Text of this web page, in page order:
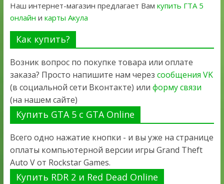
Наш интернет-магазин предлагает Вам купить ГТА 5
онлайн и карты Акула
Как купить?
Возник вопрос по покупке товара или оплате
заказа? Просто напишите нам через сообщения VK
(в социальной сети Вконтакте) или форму связи
(на нашем сайте)
Купить GTA 5 с GTA Online
Всего одно нажатие кнопки - и вы уже на странице
оплаты компьютерной версии игры Grand Theft
Auto V от Rockstar Games.
Купить RDR 2 и Red Dead Online